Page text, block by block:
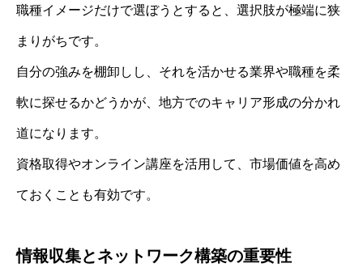
職種イメージだけで選ぼうとすると、選択肢が極端に狭
まりがちです。
自分の強みを棚卸しし、それを活かせる業界や職種を柔
軟に探せるかどうかが、地方でのキャリア形成の分かれ
道になります。
資格取得やオンライン講座を活用して、市場価値を高め
ておくことも有効です。
情報収集とネットワーク構築の重要性